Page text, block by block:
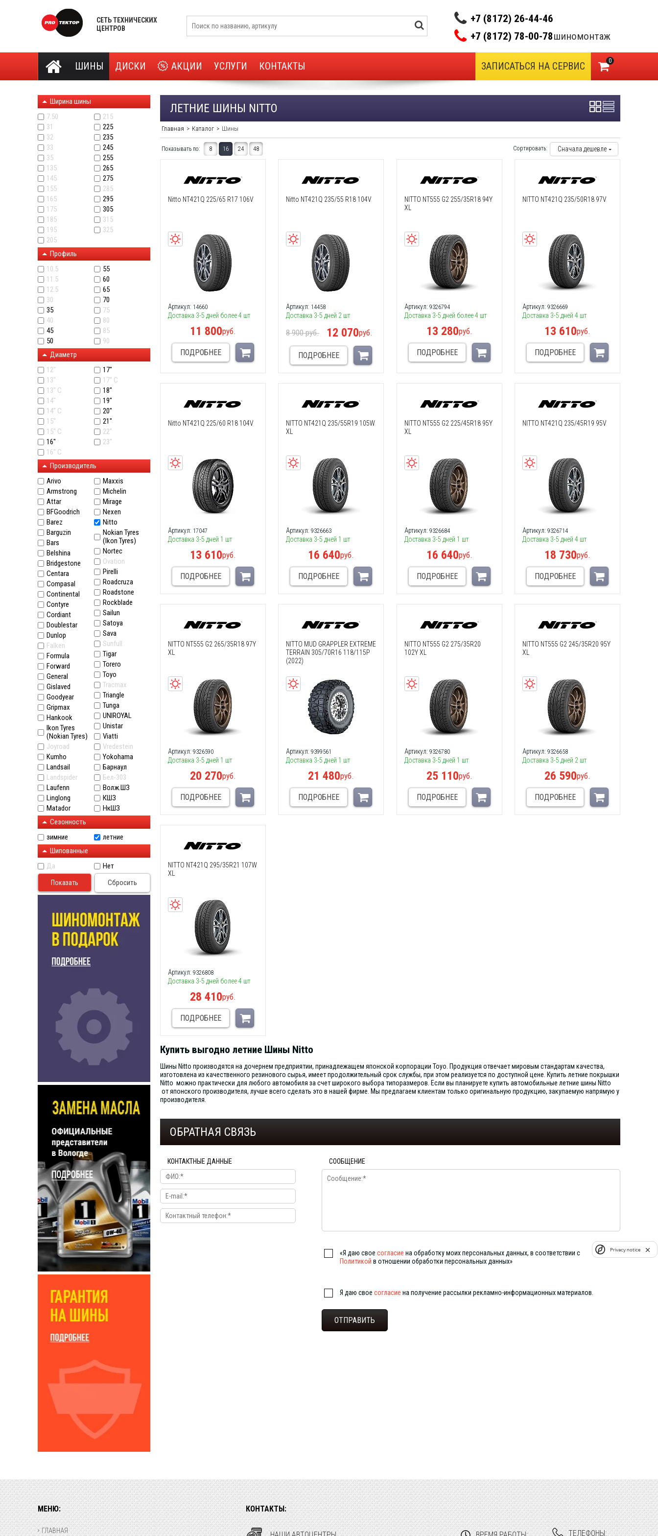
СЕТЬ ТЕХНИЧЕСКИХ
ЦЕНТРОВ
+7 (8172) 26-44-46
+7 (8172) 78-00-78шиномонтаж
ШИНЫ ДИСКИ АКЦИИ УСЛУГИ КОНТАКТЫ 0
ЗАПИСАТЬСЯ НА СЕРВИС
Ширина шины
7.50
31
32
33
35
135
145
155
165
175
185
195
205
215
225
235
245
255
265
275
285
295
305
315
325
Профиль
10.5
11.5
12.5
30
35
40
45
50
55
60
65
70
75
80
85
90
Диаметр
12"
13"
13" C
14"
14" С
15"
15" C
16"
16" C
17"
17" C
18"
19"
20"
21"
22"
23"
Производитель
Arivo
Armstrong
Attar
BFGoodrich
Barez
Barguzin
Bars
Belshina
Bridgestone
Centara
Compasal
Continental
Contyre
Cordiant
Doublestar
Dunlop
Falken
Formula
Forward
General
Gislaved
Goodyear
Gripmax
Hankook
Ikon Tyres
(Nokian Tyres)
Joyroad
Kumho
Landsail
Landspider
Laufenn
Linglong
Matador
Maxxis
Michelin
Mirage
Nexen
Nitto
Nokian Tyres
(Ikon Tyres)
Nortec
Ovation
Pirelli
Roadcruza
Roadstone
Rockblade
Sailun
Satoya
Sava
Sunfull
Tigar
Torero
Toyo
Tracmax
Triangle
Tunga
UNIROYAL
Unistar
Viatti
Vredestein
Yokohama
Барнаул
Бел-303
Волж.ШЗ
КШЗ
НкШЗ
Сезонность
зимние
летние
Шипованные
Да
Нет
Сбросить
ЛЕТНИЕ ШИНЫ NITTO
Главная Каталог Шины
Показывать по: 8 16 24 48 Сортировать: Сначала дешевле
Nitto NT421Q 225/65 R17 106V
Артикул: 14660
Доставка 3-5 дней более 4 шт
11 800руб.
ПОДРОБНЕЕ
Nitto NT421Q 235/55 R18 104V
Артикул: 14458
Доставка 3-5 дней 2 шт
8 900 руб. 12 070руб.
ПОДРОБНЕЕ
NITTO NT555 G2 255/35R18 94Y
XL
Артикул: 9326794
Доставка 3-5 дней более 4 шт
13 280руб.
ПОДРОБНЕЕ
NITTO NT421Q 235/50R18 97V
Артикул: 9326669
Доставка 3-5 дней 4 шт
13 610руб.
ПОДРОБНЕЕ
Nitto NT421Q 225/60 R18 104V
Артикул: 17047
Доставка 3-5 дней 1 шт
13 610руб.
ПОДРОБНЕЕ
NITTO NT421Q 235/55R19 105W
XL
Артикул: 9326663
Доставка 3-5 дней 1 шт
16 640руб.
ПОДРОБНЕЕ
NITTO NT555 G2 225/45R18 95Y
XL
Артикул: 9326684
Доставка 3-5 дней 1 шт
16 640руб.
ПОДРОБНЕЕ
NITTO NT421Q 235/45R19 95V
Артикул: 9326714
Доставка 3-5 дней 4 шт
18 730руб.
ПОДРОБНЕЕ
NITTO NT555 G2 265/35R18 97Y
XL
Артикул: 9326590
Доставка 3-5 дней 1 шт
20 270руб.
ПОДРОБНЕЕ
NITTO MUD GRAPPLER EXTREME
TERRAIN 305/70R16 118/115P
(2022)
Артикул: 9399561
Доставка 3-5 дней 1 шт
21 480руб.
ПОДРОБНЕЕ
NITTO NT555 G2 275/35R20
102Y XL
Артикул: 9326780
Доставка 3-5 дней 1 шт
25 110руб.
ПОДРОБНЕЕ
NITTO NT555 G2 245/35R20 95Y
XL
Артикул: 9326658
Доставка 3-5 дней 2 шт
26 590руб.
ПОДРОБНЕЕ
NITTO NT421Q 295/35R21 107W
XL
Артикул: 9326808
Доставка 3-5 дней более 4 шт
28 410руб.
ПОДРОБНЕЕ
Купить выгодно летние Шины Nitto
Шины Nitto производятся на дочернем предприятии, принадлежащем японской корпорации Toyo. Продукция отвечает мировым стандартам качества,
изготовлена из качественного резинового сырья, имеет продолжительный срок службы, при этом реализуется по доступной цене. Купить летние покрышки
Nitto можно практически для любого автомобиля за счет широкого выбора типоразмеров. Если вы планируете купить автомобильные летние шины Nitto
от японского производителя, лучше всего сделать это в нашей фирме. Мы предлагаем клиентам только оригинальную продукцию, закупаемую напрямую у
производителя.
ОБРАТНАЯ СВЯЗЬ
КОНТАКТНЫЕ ДАННЫЕ СООБЩЕНИЕ
«Я даю свое согласие на обработку моих персональных данных, в соответствии с
Политикой в отношении обработки персональных данных»
Я даю свое согласие на получение рассылки рекламно-информационных материалов.
МЕНЮ:
ГЛАВНАЯ
КОНТАКТЫ:
ТЕЛЕФОНЫ:
Privacy notice